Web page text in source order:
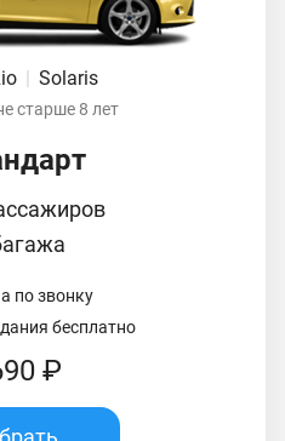
| Solaris
старше 8 лет
по звонку
бесплатно
₽